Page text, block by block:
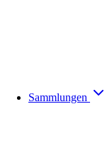
Sammlungen